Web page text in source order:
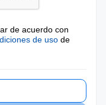
de acuerdo con
de uso de